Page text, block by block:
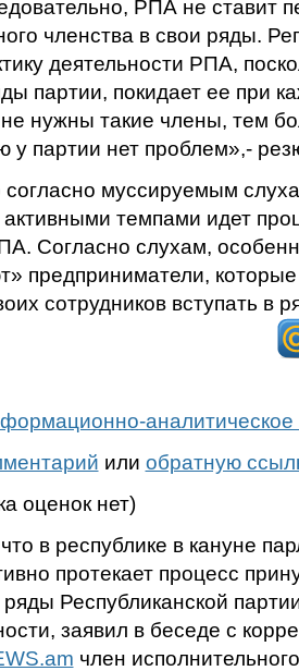
РПА не ставит
членства в свои ряды.
деятельности РПА,
партии, покидает ее при
нужны такие члены, тем
у партии нет проблем»,-
согласно муссируемым
активными темпами идет
Согласно слухам,
предприниматели, которые
сотрудников вступать в
аналитическое
или обратную
оценок нет)
в республике в кануне
протекает процесс
ряды Республиканской
заявил в беседе с
член